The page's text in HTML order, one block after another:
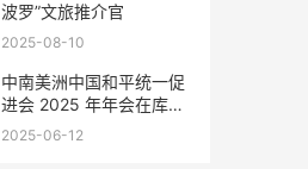
波罗”文旅推介官
2025-08-10
中南美洲中国和平统一促
进会 2025 年年会在库拉
索圆满举行，共绘反“独”
2025-06-12